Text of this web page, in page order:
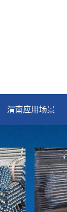
渭南应用场景